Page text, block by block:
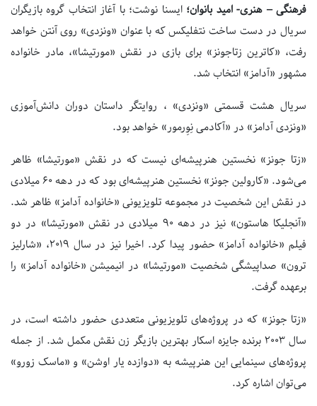
فرهنگی – هنری- امید بانوان؛ ایسنا نوشت؛ با آغاز انتخاب گروه بازیگران
سریال در دست ساخت نتفلیکس که با عنوان «ونزدی» روی آنتن خواهد
رفت، «کاترین زتاجونز» برای بازی در نقش «مورتیشا»، مادر خانواده
مشهور «آدامز» انتخاب شد.
سریال هشت قسمتی «ونزدی» ، روایتگر داستان دوران دانش‌آموزی
«ونزدی آدامز» در «آکادمی نِوِرمور» خواهد بود.
«زتا جونز» نخستین هنرپیشه‌ای نیست که در نقش «مورتیشا» ظاهر
می‌شود. «کارولین جونز» نخستین هنرپیشه‌ای بود که در دهه ۶۰ میلادی
در نقش این شخصیت در مجموعه تلویزیونی «خانواده آدامز» ظاهر شد.
«آنجلیکا هاستون» نیز در دهه ۹۰ میلادی در نقش «مورتیشا» در دو
فیلم «خانواده آدامز» حضور پیدا کرد. اخیرا نیز در سال ۲۰۱۹، «شارلیز
ترون» صداپیشگی شخصیت «مورتیشا» در انیمیشن «خانواده آدامز» را
برعهده گرفت.
«زتا جونز» که در پروژه‌های تلویزیونی متعددی حضور داشته است، در
سال ۲۰۰۳ برنده جایزه اسکار بهترین بازیگر زن نقش مکمل شد. از جمله
پروژه‌های سینمایی این هنرپیشه به «دوازده یار اوشن» و «ماسک زورو»
می‌توان اشاره کرد.